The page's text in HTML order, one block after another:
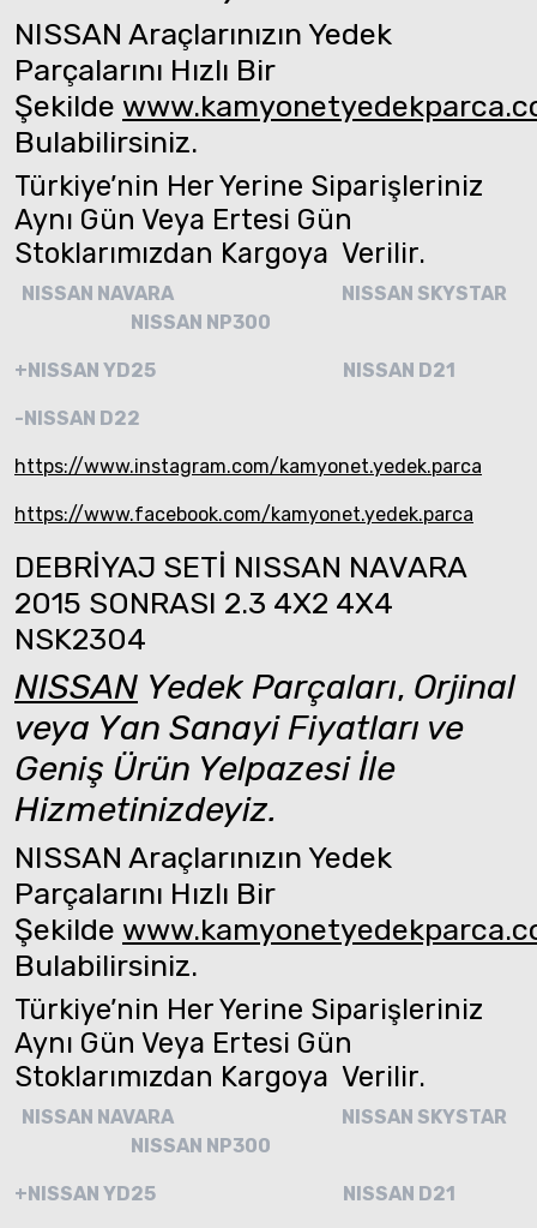
NISSAN Araçlarınızın Yedek
Parçalarını Hızlı Bir
Şekilde
Bulabilirsiniz.
Türkiye’nin Her Yerine Siparişleriniz
Aynı Gün Veya Ertesi Gün
Stoklarımızdan Kargoya Verilir.
NISSAN NAVARA
NISSAN SKYSTAR
NISSAN NP300
+NISSAN YD25 NISSAN D21
-NISSAN D22
https://www.instagram.com/kamyonet.yedek.parca
https://www.facebook.com/kamyonet.yedek.parca
DEBRİYAJ SETİ NISSAN NAVARA
2015 SONRASI 2.3 4X2 4X4
NSK2304
NISSAN Yedek Parçaları, Orjinal
veya Yan Sanayi Fiyatları ve
Geniş Ürün Yelpazesi İle
Hizmetinizdeyiz.
NISSAN Araçlarınızın Yedek
Parçalarını Hızlı Bir
Şekilde
Bulabilirsiniz.
Türkiye’nin Her Yerine Siparişleriniz
Aynı Gün Veya Ertesi Gün
Stoklarımızdan Kargoya Verilir.
NISSAN NAVARA
NISSAN SKYSTAR
NISSAN NP300
+NISSAN YD25 NISSAN D21